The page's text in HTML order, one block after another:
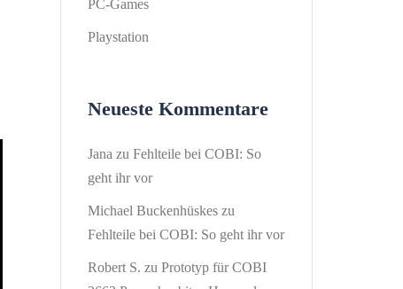
PC-Games
Playstation
Neueste Kommentare
Jana zu Fehlteile bei COBI: So
geht ihr vor
Michael Buckenhüskes zu
Fehlteile bei COBI: So geht ihr vor
Robert S. zu Prototyp für COBI